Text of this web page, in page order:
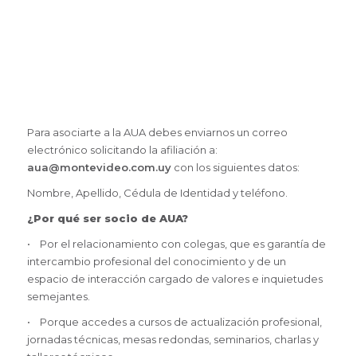
Para asociarte a la AUA debes enviarnos un correo
electrónico solicitando la afiliación a:
aua@montevideo.com.uy con los siguientes datos:
Nombre, Apellido, Cédula de Identidad y teléfono.
¿Por qué ser socio de AUA?
• Por el relacionamiento con colegas, que es garantía de
intercambio profesional del conocimiento y de un
espacio de interacción cargado de valores e inquietudes
semejantes.
• Porque accedes a cursos de actualización profesional,
jornadas técnicas, mesas redondas, seminarios, charlas y